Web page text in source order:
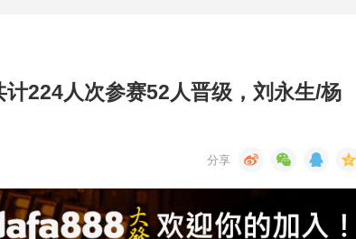
计224人次参赛52人晋级，刘永生/杨